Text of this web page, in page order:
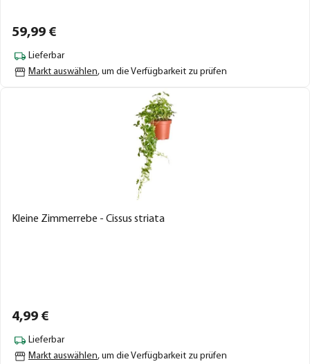
59,99 €
Lieferbar
Markt auswählen, um die Verfügbarkeit zu prüfen
Kleine Zimmerrebe - Cissus striata
4,99 €
Lieferbar
Markt auswählen, um die Verfügbarkeit zu prüfen